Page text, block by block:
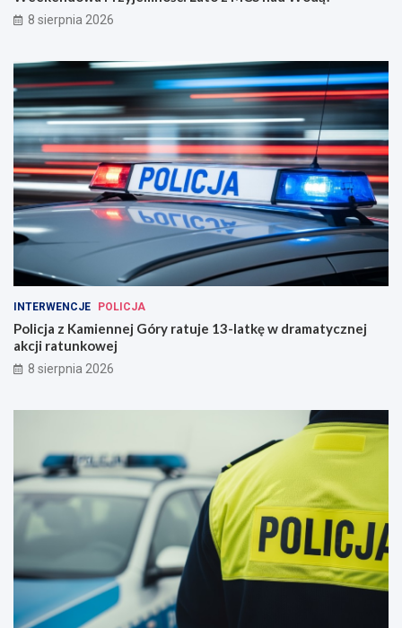
8 sierpnia 2026
INTERWENCJE POLICJA
Policja z Kamiennej Góry ratuje 13-latkę w dramatycznej
akcji ratunkowej
8 sierpnia 2026